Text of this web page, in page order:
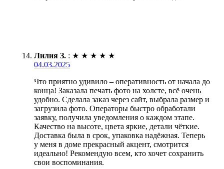
Лилия З. : ★ ★ ★ ★ ★
04.03.2025
Что приятно удивило – оперативность от начала до
конца! Заказала печать фото на холсте, всё очень
удобно. Сделала заказ через сайт, выбрала размер и
загрузила фото. Операторы быстро обработали
заявку, получила уведомления о каждом этапе.
Качество на высоте, цвета яркие, детали чёткие.
Доставка была в срок, упаковка надёжная. Теперь
у меня в доме прекрасный акцент, смотрится
идеально! Рекомендую всем, кто хочет сохранить
свои воспоминания.